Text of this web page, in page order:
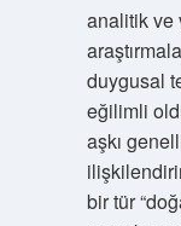
analitik ve
duygusal
eğilimli
aşkı
bir tür